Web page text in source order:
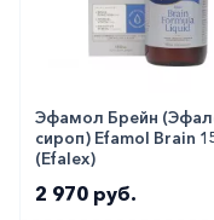
Эфамол Брейн
сироп) Efamol Brain
(Efalex)
2 970 руб.